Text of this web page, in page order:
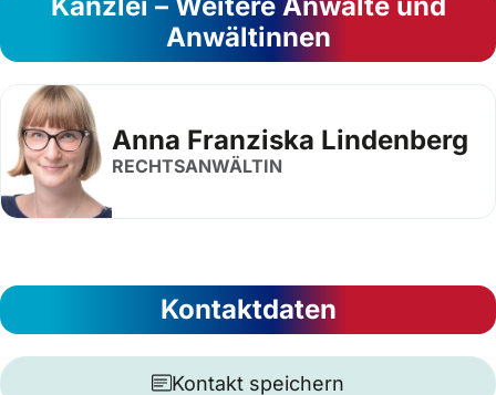
Anwältinnen
Anna Franziska Lindenberg
RECHTSANWÄLTIN
Kontaktdaten
Kontakt speichern